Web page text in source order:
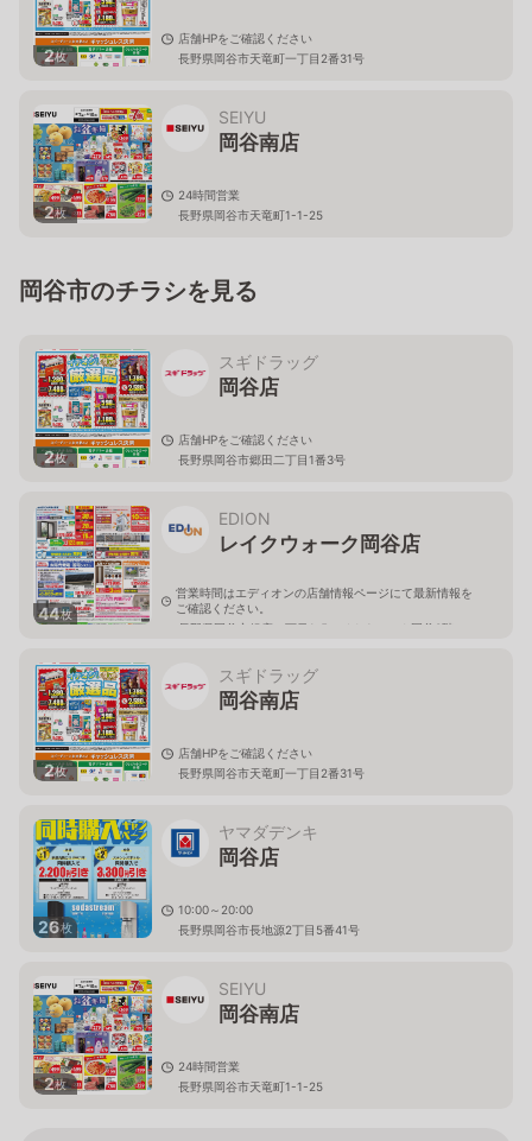
2枚
店舗HPをご確認ください
長野県岡谷市天竜町一丁目2番31号
2枚
SEIYU
岡谷南店
24時間営業
長野県岡谷市天竜町1-1-25
岡谷市のチラシを見る
2枚
スギドラッグ
岡谷店
店舗HPをご確認ください
長野県岡谷市郷田二丁目1番3号
44枚
EDION
レイクウォーク岡谷店
営業時間はエディオンの店舗情報ページにて最新情報を
ご確認ください。
長野県岡谷市銀座一丁目1-5レイクウォーク岡谷3階
2枚
スギドラッグ
岡谷南店
店舗HPをご確認ください
長野県岡谷市天竜町一丁目2番31号
26枚
ヤマダデンキ
岡谷店
10:00～20:00
長野県岡谷市長地源2丁目5番41号
2枚
SEIYU
岡谷南店
24時間営業
長野県岡谷市天竜町1-1-25